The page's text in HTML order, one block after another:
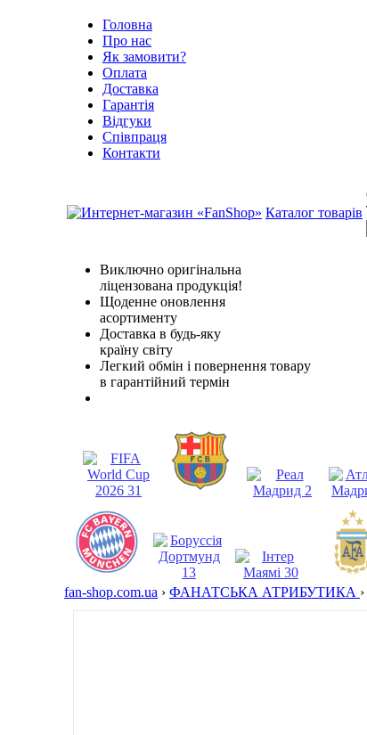
Головна
Про нас
Як замовити?
Оплата
Доставка
Гарантія
Відгуки
Співпраця
Контакти
Каталог товарів
Виключно оригінальна
ліцензована продукція!
Щоденне оновлення
асортименту
Доставка в будь-яку
країну світу
Легкий обмін і повернення товару
в гарантійний термін
fan-shop.com.ua › ФАНАТСЬКА АТРИБУТИКА ›